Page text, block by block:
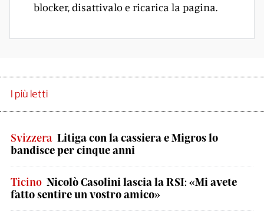
blocker, disattivalo e ricarica la pagina.
I più letti
Svizzera Litiga con la cassiera e Migros lo
bandisce per cinque anni
Ticino Nicolò Casolini lascia la RSI: «Mi avete
fatto sentire un vostro amico»